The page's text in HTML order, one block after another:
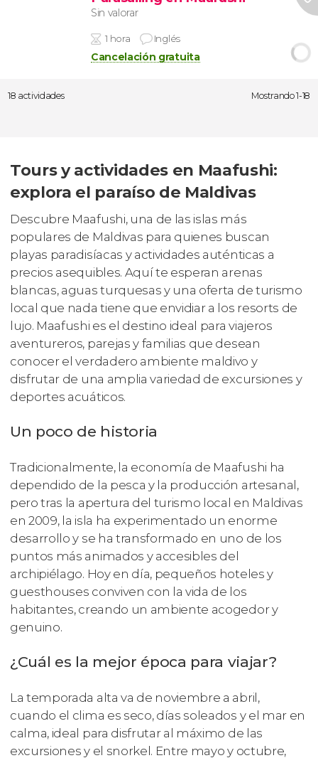
Sin valorar
1 hora Inglés
Cancelación gratuita
18 actividades Mostrando 1-18
Tours y actividades en Maafushi:
explora el paraíso de Maldivas
Descubre Maafushi, una de las islas más
populares de Maldivas para quienes buscan
playas paradisíacas y actividades auténticas a
precios asequibles. Aquí te esperan arenas
blancas, aguas turquesas y una oferta de turismo
local que nada tiene que envidiar a los resorts de
lujo. Maafushi es el destino ideal para viajeros
aventureros, parejas y familias que desean
conocer el verdadero ambiente maldivo y
disfrutar de una amplia variedad de excursiones y
deportes acuáticos.
Un poco de historia
Tradicionalmente, la economía de Maafushi ha
dependido de la pesca y la producción artesanal,
pero tras la apertura del turismo local en Maldivas
en 2009, la isla ha experimentado un enorme
desarrollo y se ha transformado en uno de los
puntos más animados y accesibles del
archipiélago. Hoy en día, pequeños hoteles y
guesthouses conviven con la vida de los
habitantes, creando un ambiente acogedor y
genuino.
¿Cuál es la mejor época para viajar?
La temporada alta va de noviembre a abril,
cuando el clima es seco, días soleados y el mar en
calma, ideal para disfrutar al máximo de las
excursiones y el snorkel. Entre mayo y octubre,